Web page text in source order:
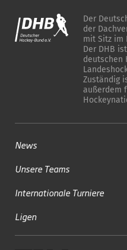
Der
der
mit Sitz im
Der DHB
deutschen
Zuständig
außerdem
News
Unsere Teams
Internationale Turniere
Ligen